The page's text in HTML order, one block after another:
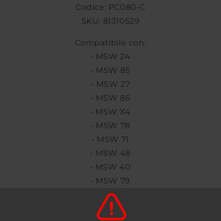
Codice: PC080-C
SKU: 81310529
Compatibile con:
• MSW 24
• MSW 85
• MSW 27
• MSW 86
• MSW X4
• MSW 78
• MSW 71
• MSW 48
• MSW 40
• MSW 79
sul nostro sito Evolution Wheels 2 per